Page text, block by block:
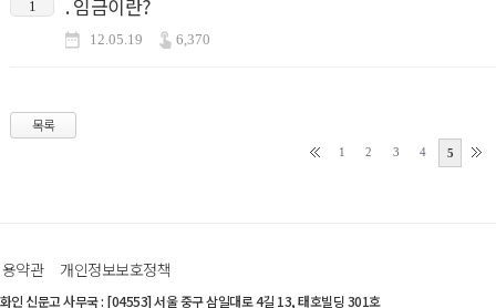
1 . 임금이란?
12.05.19 6,370
목록
1 2 3 4 5
약관 개인정보보호정책
인 신문고 사무국: [04553] 서울 중구 삼일대로 4길 13, 태호빌딩 301호